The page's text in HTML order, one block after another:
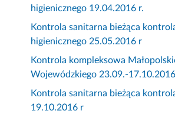
higienicznego 19.04.2016 r.
Kontrola sanitarna bieżąca
higienicznego 25.05.2016 r
Kontrola kompleksowa
Wojewódzkiego 23.09.-
Kontrola sanitarna bieżąca
19.10.2016 r